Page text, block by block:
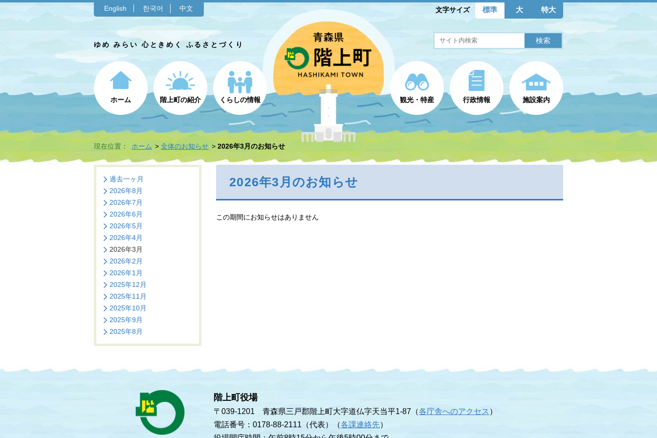
English 한국어 中文 文字サイズ 標準 大 特大
ゆめ みらい 心ときめく ふるさとづくり
ホーム 階上町の紹介 くらしの情報 観光・特産 行政情報 施設案内
現在位置： ホーム 全体のお知らせ 2026年3月のお知らせ
過去一ヶ月
2026年8月
2026年7月
2026年6月
2026年5月
2026年4月
2026年3月
2026年2月
2026年1月
2025年12月
2025年11月
2025年10月
2025年9月
2025年8月
2026年3月のお知らせ
この期間にお知らせはありません
階上町役場
〒039-1201 青森県三戸郡階上町大字道仏字天当平1-87（各庁舎へのアクセス ）
電話番号：0178-88-2111（代表）（各課連絡先）